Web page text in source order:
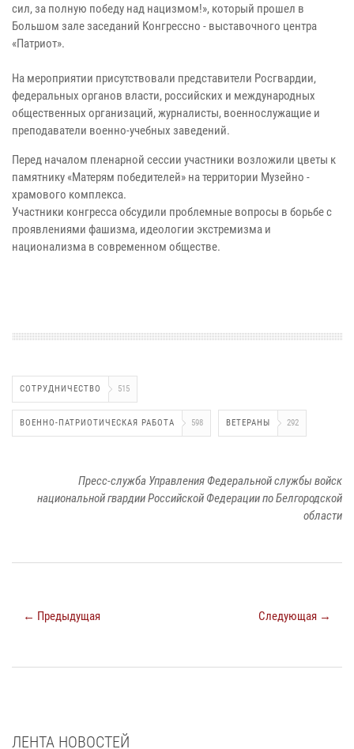
сил, за полную победу над нацизмом!», который прошел в
Большом зале заседаний Конгрессно - выставочного центра
«Патриот».
На мероприятии присутствовали представители Росгвардии,
федеральных органов власти, российских и международных
общественных организаций, журналисты, военнослужащие и
преподаватели военно-учебных заведений.
Перед началом пленарной сессии участники возложили цветы к
памятнику «Матерям победителей» на территории Музейно -
храмового комплекса.
Участники конгресса обсудили проблемные вопросы в борьбе с
проявлениями фашизма, идеологии экстремизма и
национализма в современном обществе.
СОТРУДНИЧЕСТВО 515
ВОЕННО-ПАТРИОТИЧЕСКАЯ РАБОТА 598 ВЕТЕРАНЫ 292
Пресс-служба Управления Федеральной службы войск
национальной гвардии Российской Федерации по Белгородской
области
← Предыдущая Следующая →
ЛЕНТА НОВОСТЕЙ